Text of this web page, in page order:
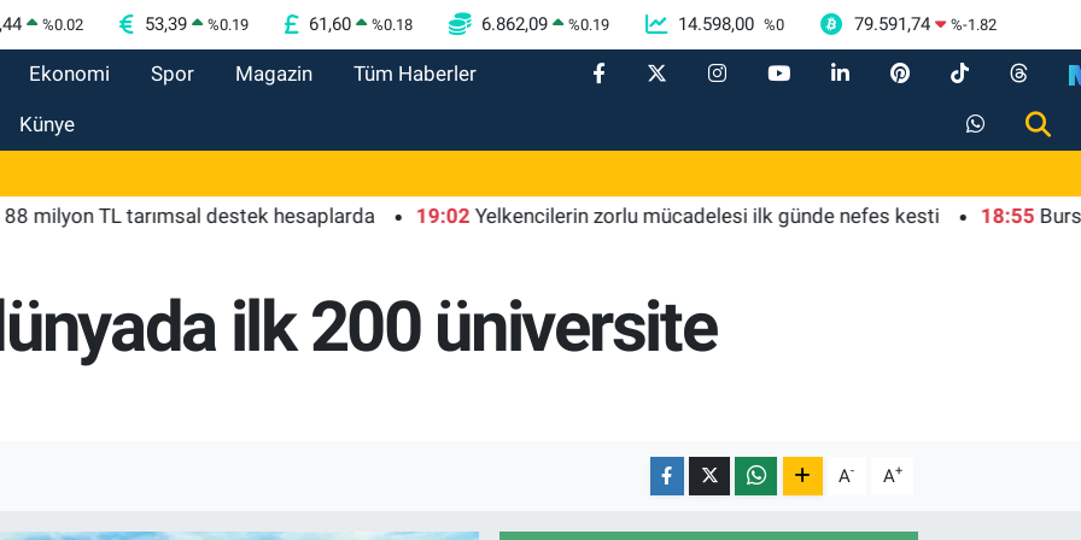
%0.02 53,39 %0.19 61,60 %0.18 6.862,09 %0.19 14.598,00 %0 79.591,74 %-1.82
Ekonomi Spor Magazin Tüm Haberler
Künye
TL tarımsal destek hesaplarda 19:02 Yelkencilerin zorlu mücadelesi ilk günde nefes kesti 18:55 Bursa'da
ilk 200 üniversite
A- A+